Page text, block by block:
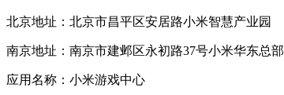
北京地址：北京市昌平区安居路小米智慧产业园
南京地址：南京市建邺区永初路37号小米华东总部
应用名称：小米游戏中心